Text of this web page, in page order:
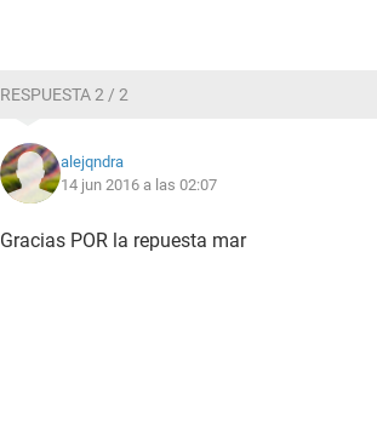
RESPUESTA 2 / 2
alejqndra
14 jun 2016 a las 02:07
Gracias POR la repuesta mar